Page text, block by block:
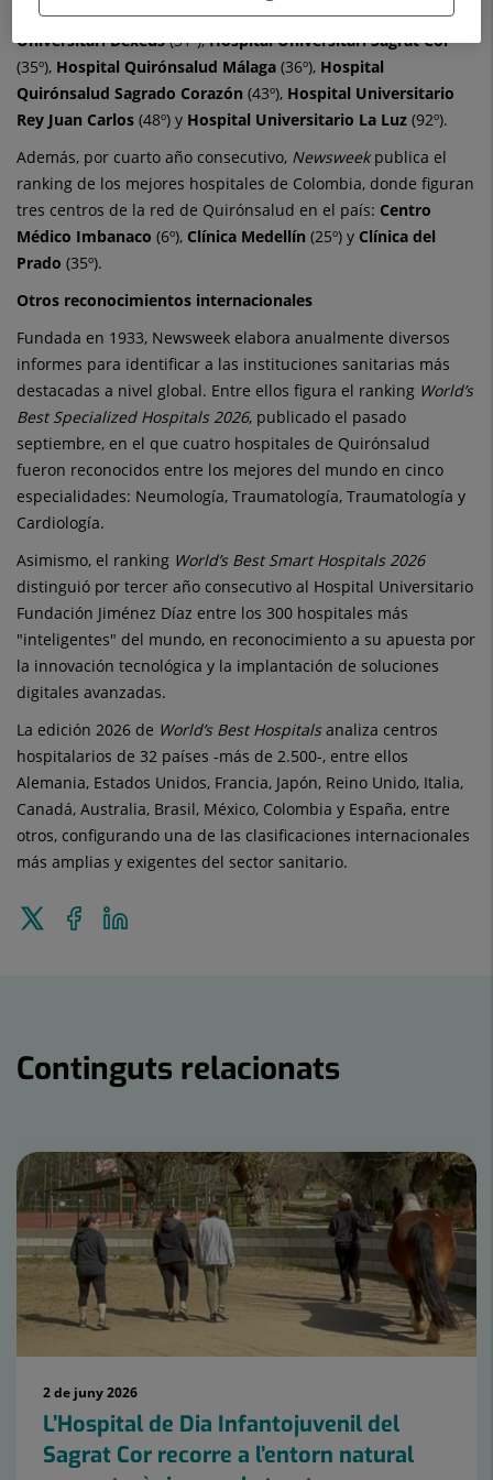
Hospital Universitario Quirónsalud Madrid(29º),Hospital
Universitari Dexeus(31º),Hospital Universitari Sagrat Cor
(35º), Hospital Quirónsalud Málaga (36º), Hospital
Quirónsalud Sagrado Corazón (43º), Hospital Universitario
Rey Juan Carlos (48º) y Hospital Universitario La Luz (92º).
Además, por cuarto año consecutivo, Newsweekpublica el
ranking de los mejores hospitales de Colombia, donde figuran
tres centros de la red de Quirónsalud en el país: Centro
Médico Imbanaco (6º), Clínica Medellín (25º) y Clínica del
Prado (35º).
Otros reconocimientos internacionales
Fundada en 1933, Newsweek elabora anualmente diversos
informes para identificar a las instituciones sanitarias más
destacadas a nivel global. Entre ellos figura el ranking World’s
Best Specialized Hospitals 2026, publicado el pasado
septiembre, en el que cuatro hospitales de Quirónsalud
fueron reconocidos entre los mejores del mundo en cinco
especialidades: Neumología, Traumatología, Traumatología y
Cardiología.
Asimismo, el ranking World’s Best Smart Hospitals 2026
distinguió por tercer año consecutivo al Hospital Universitario
Fundación Jiménez Díaz entre los 300 hospitales más
"inteligentes" del mundo, en reconocimiento a su apuesta por
la innovación tecnológica y la implantación de soluciones
digitales avanzadas.
La edición 2026 de World’s Best Hospitalsanaliza centros
hospitalarios de 32 países -más de 2.500-, entre ellos
Alemania, Estados Unidos, Francia, Japón, Reino Unido, Italia,
Canadá, Australia, Brasil, México, Colombia y España, entre
otros, configurando una de las clasificaciones internacionales
más amplias y exigentes del sector sanitario.
Enviar
Compartir
Continguts relacionats
2 de juny 2026
L’Hospital de Dia Infantojuvenil del
Sagrat Cor recorre a l’entorn natural